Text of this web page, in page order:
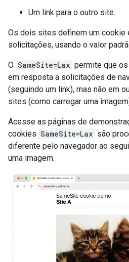
Um link para o outro site.
Os dois sites definem um cookie
solicitações, usando o valor
O SameSite=Lax permite que
em resposta a solicitações de
(seguindo um link), mas não em
sites (como carregar uma
Acesse as páginas de
cookies SameSite=Lax são
diferente pelo navegador ao
uma imagem.